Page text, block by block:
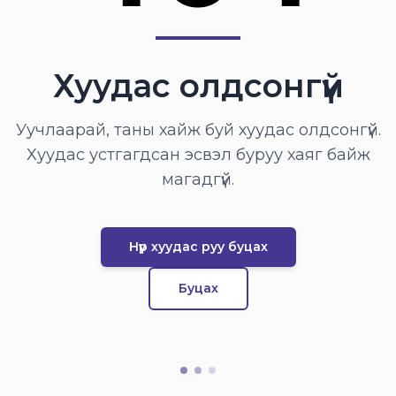
Хуудас олдсонгүй
Уучлаарай, таны хайж буй хуудас олдсонгүй.
Хуудас устгагдсан эсвэл буруу хаяг байж
магадгүй.
Нүүр хуудас руу буцах
Буцах